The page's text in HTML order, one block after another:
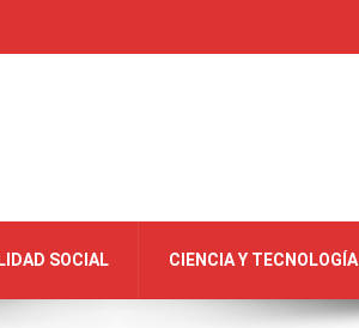
SOCIAL CIENCIA Y TECNOLOGÍA